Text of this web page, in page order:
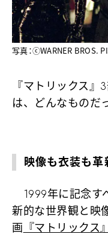
写真：ⓒWARNER BROS.
『マトリックス
は、どんなものだ
映像も衣装も革
1999年に記念す
新的な世界観と映
画『マトリックス